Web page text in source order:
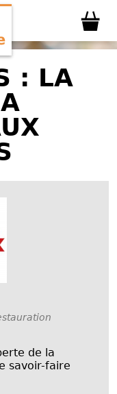
: LA
de la
savoir-faire